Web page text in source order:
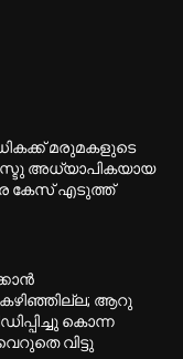
മരുമകളുടെ
അധ്യാപികയായ
കേസ് എടുത്ത്
ആറു
കൊന്ന
വിട്ടു